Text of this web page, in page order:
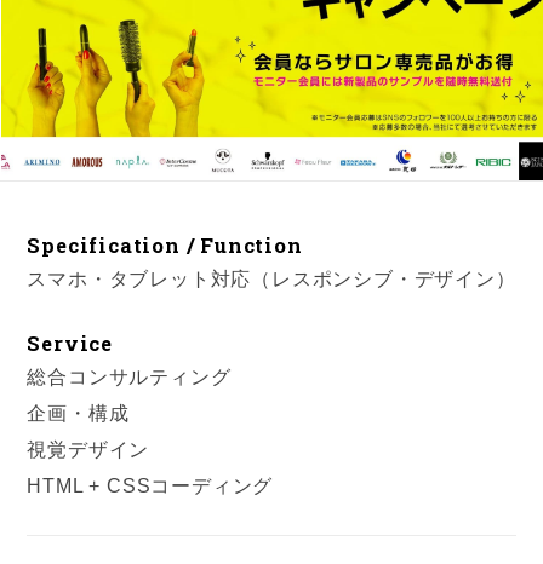
Specification / Function
スマホ・タブレット対応（レスポンシブ・デザイン）
Service
総合コンサルティング
企画・構成
視覚デザイン
HTML + CSSコーディング